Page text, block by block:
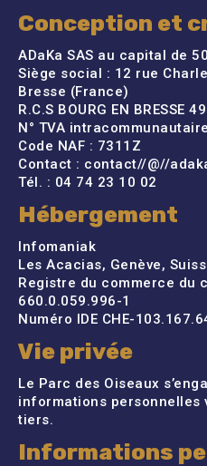
Conception et
ADaKa SAS au capital de
Siège social : 12 rue
Bresse (France)
R.C.S BOURG EN BRESSE
N° TVA
Code NAF : 7311Z
Contact : contact//@//
Tél. : 04 74 23 10 02
Hébergement
Infomaniak
Les Acacias, Genève,
Registre du commerce du
660.0.059.996-1
Numéro IDE CHE-
Vie privée
Le Parc des Oiseaux
informations personnelles
tiers.
Informations